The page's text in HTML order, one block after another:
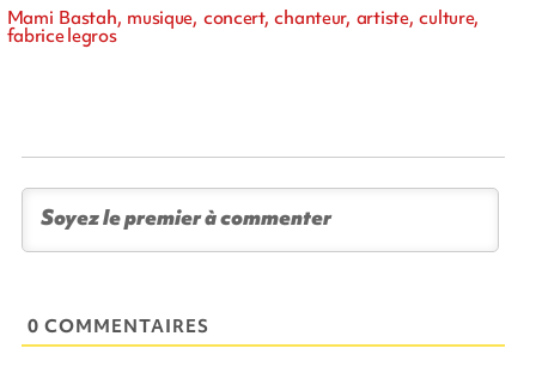
Mami Bastah, musique, concert, chanteur, artiste, culture,
fabrice legros
0 COMMENTAIRES